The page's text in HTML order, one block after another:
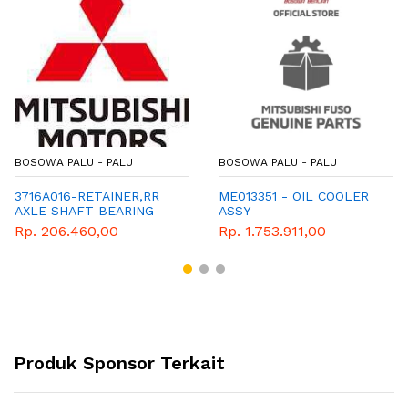
BOSOWA PALU - PALU
3716A016-RETAINER,RR
AXLE SHAFT BEARING
Rp. 206.460,00
BOSOWA PALU - PALU
ME013351 - OIL COOLER
ASSY
Rp. 1.753.911,00
Produk Sponsor Terkait